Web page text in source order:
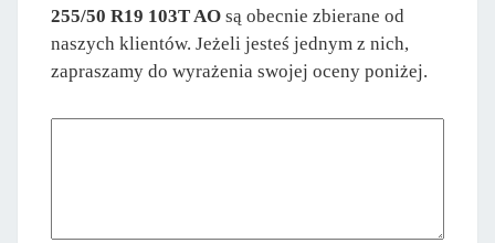
255/50 R19 103T AO są obecnie zbierane od
naszych klientów. Jeżeli jesteś jednym z nich,
zapraszamy do wyrażenia swojej oceny poniżej.